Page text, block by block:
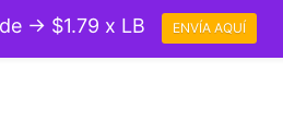
→ $1.79 x LB ENVÍA AQUÍ